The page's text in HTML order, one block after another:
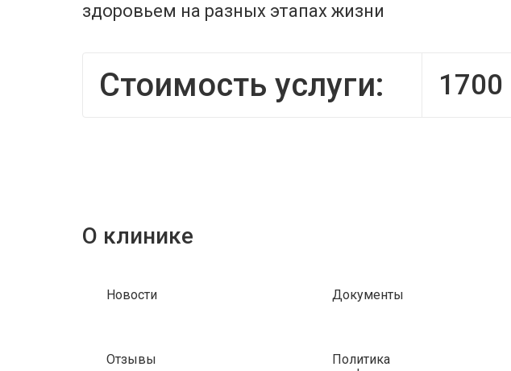
здоровьем на разных этапах жизни
Стоимость услуги: 1700
О клинике
Новости
Отзывы
Документы
Политика